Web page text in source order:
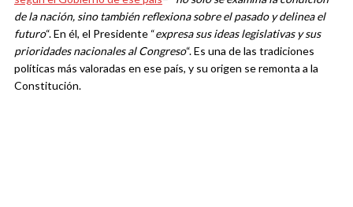
de la nación, sino también reflexiona sobre el pasado y delinea el
futuro“. En él, el Presidente “expresa sus ideas legislativas y sus
prioridades nacionales al Congreso“. Es una de las tradiciones
políticas más valoradas en ese país, y su origen se remonta a la
Constitución.